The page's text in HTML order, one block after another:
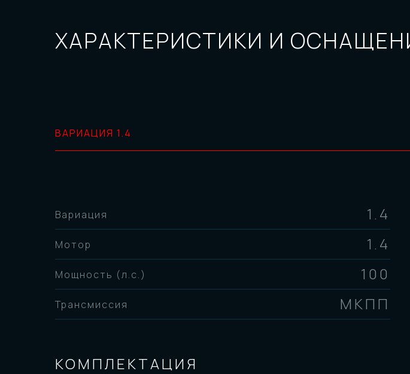
ХАРАКТЕРИСТИКИ И
ВАРИАЦИЯ 1.4
1.4
Вариация
Мотор
1.4
100
Мощность (л.с.)
Трансмиссия МКПП
КОМПЛЕКТАЦИЯ